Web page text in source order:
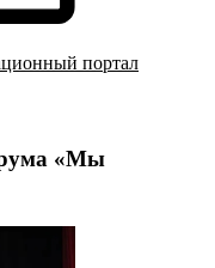
портал
«Мы